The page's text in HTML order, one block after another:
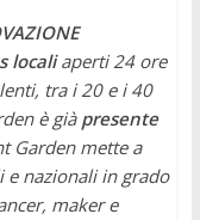
localiaperti 24 ore
tra i 20 e i 40
è già presente
Garden mette a
e nazionali in grado
maker e